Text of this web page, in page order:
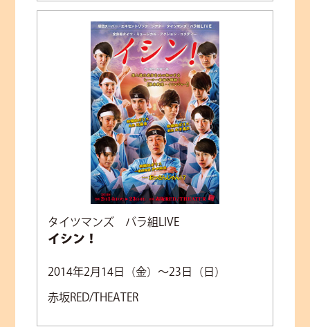
タイツマンズ バラ組LIVE
イシン！
2014年2月14日（金）～23日（日）
赤坂RED/THEATER